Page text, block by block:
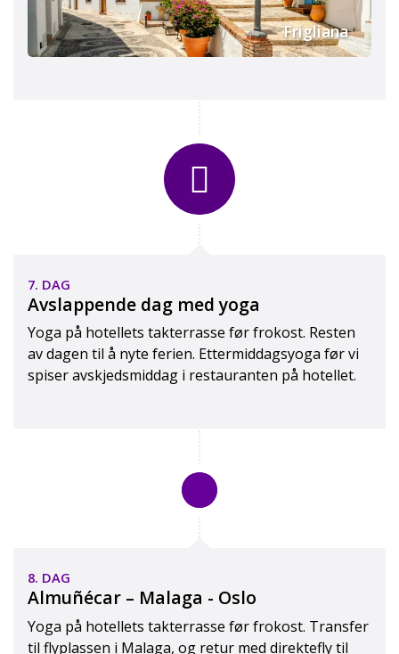
Frigliana
7. DAG
Avslappende dag med yoga
Yoga på hotellets takterrasse før frokost. Resten
av dagen til å nyte ferien. Ettermiddagsyoga før vi
spiser avskjedsmiddag i restauranten på hotellet.
8. DAG
Almuñécar – Malaga - Oslo
Yoga på hotellets takterrasse før frokost. Transfer
til flyplassen i Malaga, og retur med direktefly til